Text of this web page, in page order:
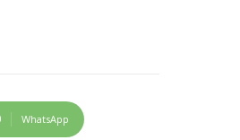
WhatsApp